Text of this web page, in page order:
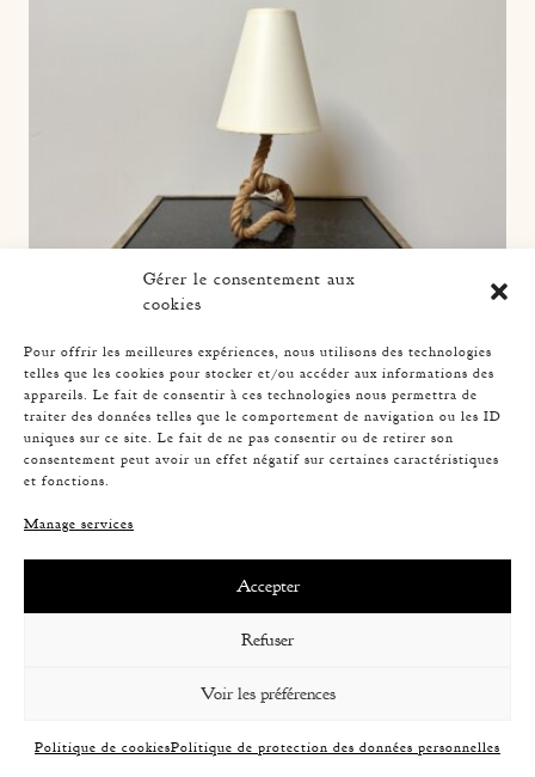
Gérer le consentement aux
cookies
Pour offrir les meilleures expériences, nous utilisons des technologies
telles que les cookies pour stocker et/ou accéder aux informations des
appareils. Le fait de consentir à ces technologies nous permettra de
traiter des données telles que le comportement de navigation ou les ID
uniques sur ce site. Le fait de ne pas consentir ou de retirer son
consentement peut avoir un effet négatif sur certaines caractéristiques
et fonctions.
Manage services
Accepter
Refuser
Voir les préférences
Politique de cookiesPolitique de protection des données personnelles
ROPE TABLE LAMP, AUDOUX-MINNET, 33,5CM 4